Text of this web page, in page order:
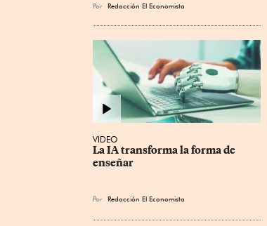
Por Redacción El Economista
VIDEO
La IA transforma la forma de
enseñar
Por Redacción El Economista